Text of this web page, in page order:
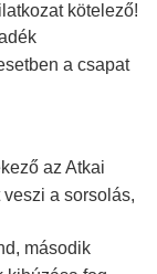
kötelező!
a csapat
az Atkai
a sorsolás,
második